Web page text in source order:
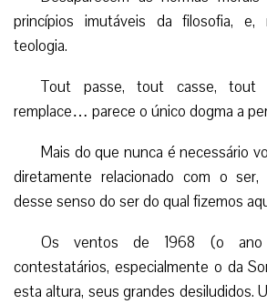
princípios imutáveis da filosofia,
teologia.
Tout passe, tout casse,
remplace… parece o único dogma a
Mais do que nunca é necessário
diretamente relacionado com o ser,
desse senso do ser do qual fizemos
Os ventos de 1968 (o ano
contestatários, especialmente o da
esta altura, seus grandes desiludidos.